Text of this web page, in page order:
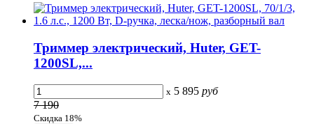
Триммер электрический, Huter, GET-
1200SL,...
x 5 895 руб
7 190
Скидка 18%